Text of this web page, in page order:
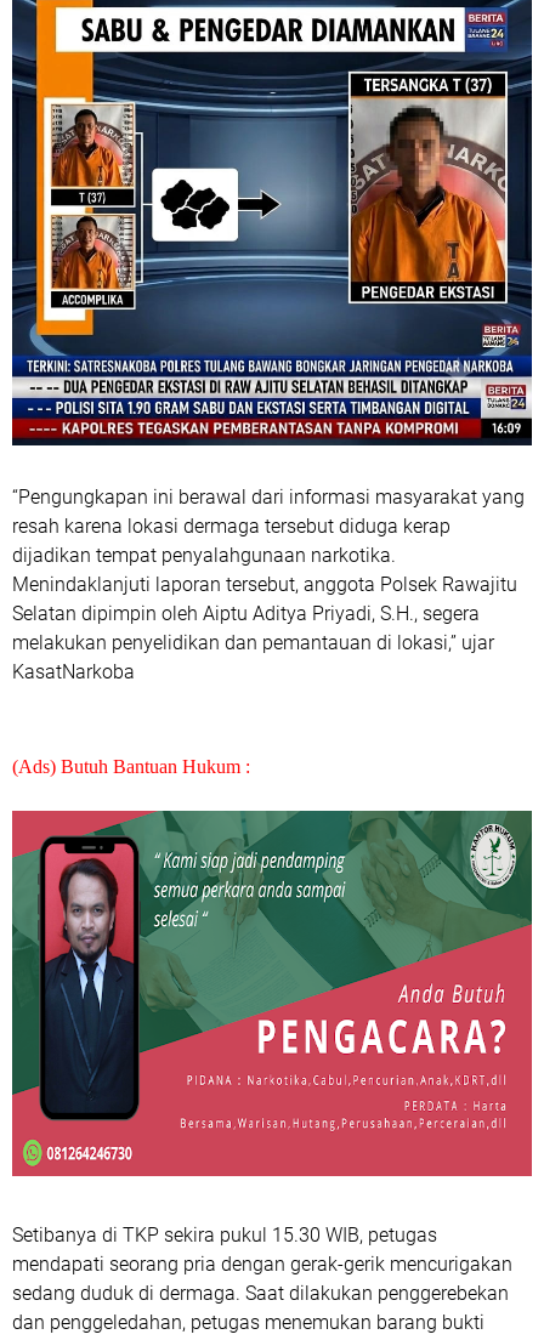
“Pengungkapan ini berawal dari informasi masyarakat yang
resah karena lokasi dermaga tersebut diduga kerap
dijadikan tempat penyalahgunaan narkotika.
Menindaklanjuti laporan tersebut, anggota Polsek Rawajitu
Selatan dipimpin oleh Aiptu Aditya Priyadi, S.H., segera
melakukan penyelidikan dan pemantauan di lokasi,” ujar
KasatNarkoba
(Ads) Butuh Bantuan Hukum :
Setibanya di TKP sekira pukul 15.30 WIB, petugas
mendapati seorang pria dengan gerak-gerik mencurigakan
sedang duduk di dermaga. Saat dilakukan penggerebekan
dan penggeledahan, petugas menemukan barang bukti